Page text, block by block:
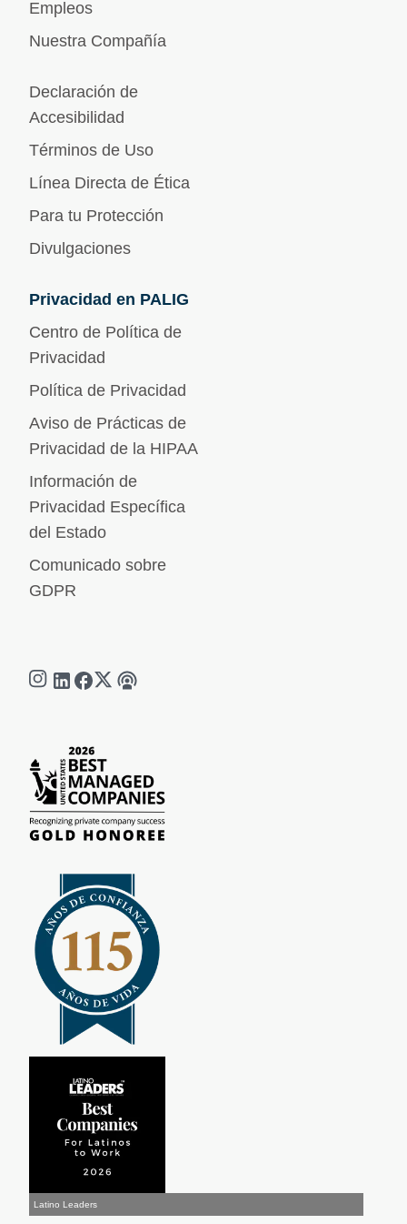
Empleos
Nuestra Compañía
Declaración de
Accesibilidad
Términos de Uso
Línea Directa de Ética
Para tu Protección
Divulgaciones
Privacidad en PALIG
Centro de Política de
Privacidad
Política de Privacidad
Aviso de Prácticas de
Privacidad de la HIPAA
Información de
Privacidad Específica
del Estado
Comunicado sobre
GDPR
Latino Leaders